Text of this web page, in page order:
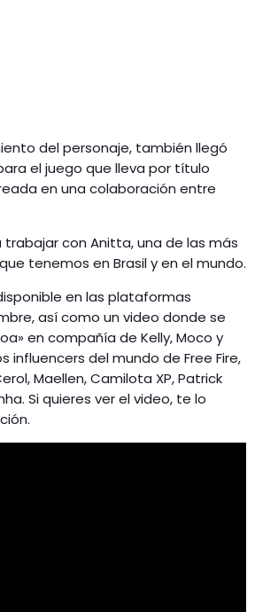
del personaje, también llegó
el juego que lleva por título
en una colaboración entre
trabajar con Anitta, una de las más
tenemos en Brasil y en el mundo.
en las plataformas
así como un video donde se
en compañía de Kelly, Moco y
influencers del mundo de Free Fire,
Maellen, Camilota XP, Patrick
Si quieres ver el video, te lo